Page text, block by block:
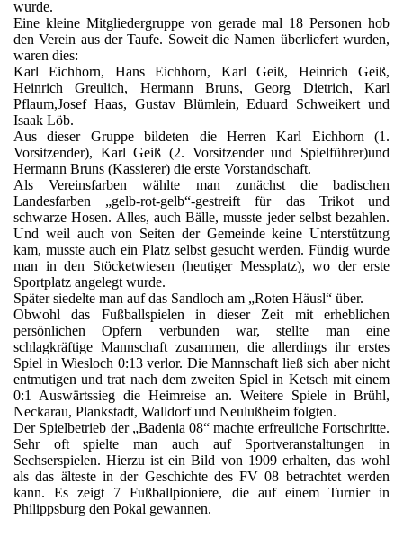
wurde.
Eine kleine Mitgliedergruppe von gerade mal 18 Personen hob
den Verein aus der Taufe. Soweit die Namen überliefert wurden,
waren dies:
Karl Eichhorn, Hans Eichhorn, Karl Geiß, Heinrich Geiß,
Heinrich Greulich, Hermann Bruns, Georg Dietrich, Karl
Pflaum,Josef Haas, Gustav Blümlein, Eduard Schweikert und
Isaak Löb.
Aus dieser Gruppe bildeten die Herren Karl Eichhorn (1.
Vorsitzender), Karl Geiß (2. Vorsitzender und Spielführer)und
Hermann Bruns (Kassierer) die erste Vorstandschaft.
Als Vereinsfarben wählte man zunächst die badischen
Landesfarben „gelb-rot-gelb“-gestreift für das Trikot und
schwarze Hosen. Alles, auch Bälle, musste jeder selbst bezahlen.
Und weil auch von Seiten der Gemeinde keine Unterstützung
kam, musste auch ein Platz selbst gesucht werden. Fündig wurde
man in den Stöcketwiesen (heutiger Messplatz), wo der erste
Sportplatz angelegt wurde.
Später siedelte man auf das Sandloch am „Roten Häusl“ über.
Obwohl das Fußballspielen in dieser Zeit mit erheblichen
persönlichen Opfern verbunden war, stellte man eine
schlagkräftige Mannschaft zusammen, die allerdings ihr erstes
Spiel in Wiesloch 0:13 verlor. Die Mannschaft ließ sich aber nicht
entmutigen und trat nach dem zweiten Spiel in Ketsch mit einem
0:1 Auswärtssieg die Heimreise an. Weitere Spiele in Brühl,
Neckarau, Plankstadt, Walldorf und Neulußheim folgten.
Der Spielbetrieb der „Badenia 08“ machte erfreuliche Fortschritte.
Sehr oft spielte man auch auf Sportveranstaltungen in
Sechserspielen. Hierzu ist ein Bild von 1909 erhalten, das wohl
als das älteste in der Geschichte des FV 08 betrachtet werden
kann. Es zeigt 7 Fußballpioniere, die auf einem Turnier in
Philippsburg den Pokal gewannen.